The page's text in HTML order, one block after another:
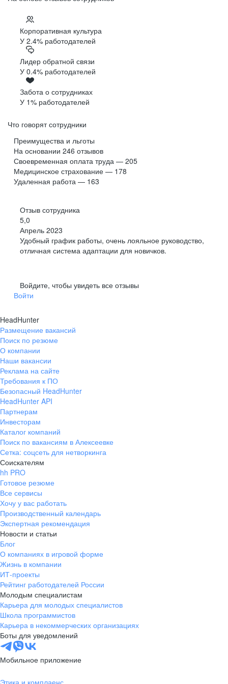
Корпоративная культура
У 2.4% работодателей
Лидер обратной связи
У 0.4% работодателей
Забота о сотрудниках
У 1% работодателей
Что говорят сотрудники
Преимущества и льготы
На основании 246 отзывов
Своевременная оплата труда — 205
Медицинское страхование — 178
Удаленная работа — 163
Отзыв сотрудника
5,0
Апрель 2023
Удобный график работы, очень лояльное руководство,
отличная система адаптации для новичков.
Войдите, чтобы увидеть все отзывы
Войти
HeadHunter
Размещение вакансий
Поиск по резюме
О компании
Наши вакансии
Реклама на сайте
Требования к ПО
Безопасный HeadHunter
HeadHunter API
Партнерам
Инвесторам
Каталог компаний
Поиск по вакансиям в Алексеевке
Сетка: соцсеть для нетворкинга
Соискателям
hh PRO
Готовое резюме
Все сервисы
Хочу у вас работать
Производственный календарь
Экспертная рекомендация
Новости и статьи
Блог
О компаниях в игровой форме
Жизнь в компании
ИТ-проекты
Рейтинг работодателей России
Молодым специалистам
Карьера для молодых специалистов
Школа программистов
Карьера в некоммерческих организациях
Боты для уведомлений
Мобильное приложение